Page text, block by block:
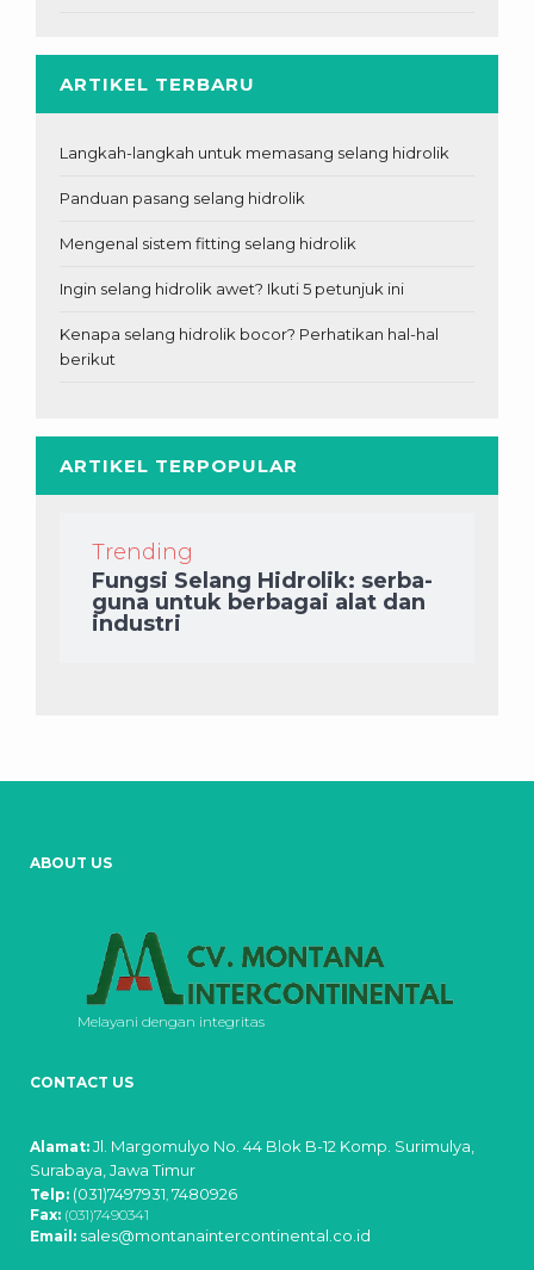
ARTIKEL TERBARU
Langkah-langkah untuk memasang selang hidrolik
Panduan pasang selang hidrolik
Mengenal sistem fitting selang hidrolik
Ingin selang hidrolik awet? Ikuti 5 petunjuk ini
Kenapa selang hidrolik bocor? Perhatikan hal-hal
berikut
ARTIKEL TERPOPULAR
Trending
Fungsi Selang Hidrolik: serba-
guna untuk berbagai alat dan
industri
ABOUT US
Melayani dengan integritas
CONTACT US
Alamat: Jl. Margomulyo No. 44 Blok B-12 Komp. Surimulya,
Surabaya, Jawa Timur
Telp: (031)7497931 7480926
Fax: (031)7490341
Email: sales@montanaintercontinental.co.id